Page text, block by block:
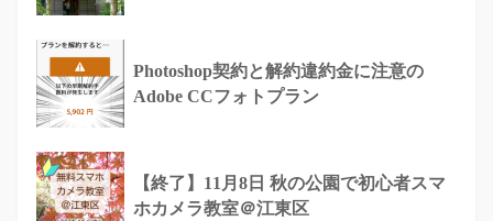
Photoshop契約と解約違約金に注意の
Adobe CCフォトプラン
【終了】11月8日 秋の公園で初心者スマ
ホカメラ教室＠江東区